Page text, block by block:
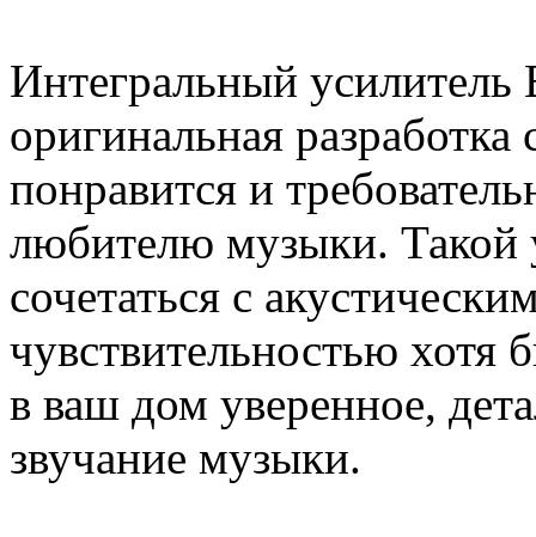
Интегральный
оригинальная разработка
понравится и
любителю музыки. Такой
сочетаться с
чувствительностью
в ваш дом уверенное,
звучание музыки.